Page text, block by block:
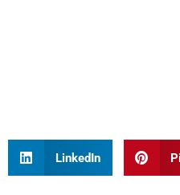
LinkedIn